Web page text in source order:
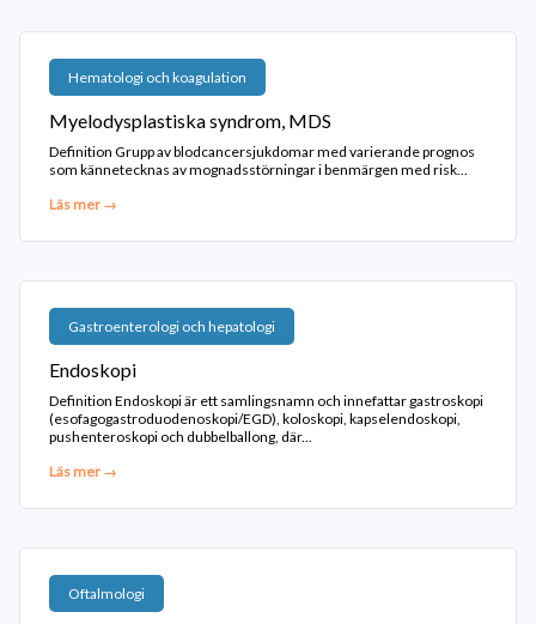
Hematologi och koagulation
Myelodysplastiska syndrom, MDS
Definition Grupp av blodcancersjukdomar med varierande prognos
som kännetecknas av mognadsstörningar i benmärgen med risk...
Läs mer →
Gastroenterologi och hepatologi
Endoskopi
Definition Endoskopi är ett samlingsnamn och innefattar gastroskopi
(esofagogastroduodenoskopi/EGD), koloskopi, kapselendoskopi,
pushenteroskopi och dubbelballong, där...
Läs mer →
Oftalmologi